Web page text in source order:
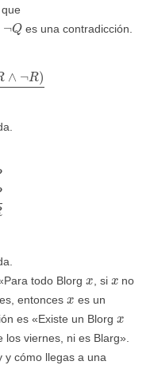
es una contradicción.
∴ P
todo Blorg
, si
no
entonces
es un
es «Existe un Blorg
los viernes, ni es Blarg».
y cómo llegas a una